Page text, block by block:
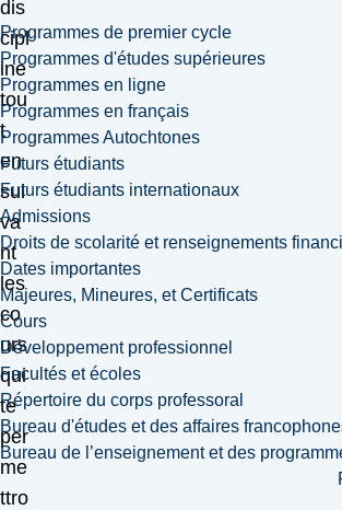
Programmes de premier cycle
Programmes d'études supérieures
Programmes en ligne
Programmes en français
Programmes Autochtones
Futurs étudiants
Futurs étudiants internationaux
Admissions
Droits de scolarité et renseignements
Dates importantes
Majeures, Mineures, et Certificats
Cours
Développement professionnel
Facultés et écoles
Répertoire du corps professoral
Bureau d'études et des affaires
Bureau de l’enseignement et des
dis
cipl
ine
tou
t
en
sui
va
nt
les
co
urs
qui
te
per
me
ttro